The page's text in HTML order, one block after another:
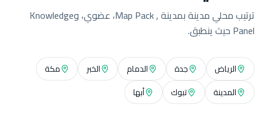
ترتيب محلي مدينة بمدينة , Map Pack، عضوي، وKnowledge
Panel حيث ينطبق.
الرياض جدة الدمام الخبر
مكة
المدينة
تبوك أبها